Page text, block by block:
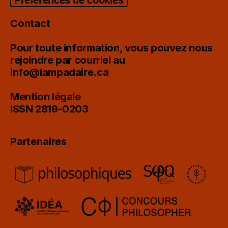
Contact
Pour toute information, vous pouvez nous
rejoindre par courriel au
info@lampadaire.ca
Mention légale
ISSN 2819-0203
Partenaires